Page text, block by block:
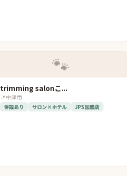
🐾
trimming salonこ...
📍中津市
併設あり サロン×ホテル JPS加盟店